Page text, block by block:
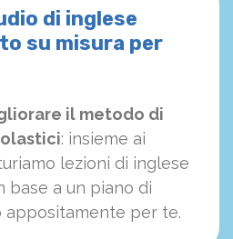
di inglese
su misura per
il metodo di
: insieme ai
lezioni di inglese
base a un piano di
appositamente per te.